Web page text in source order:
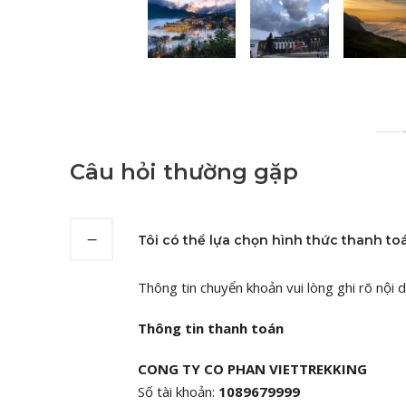
Câu hỏi thường gặp
Tôi có thể lựa chọn hình thức thanh
Thông tin chuyển khoản vui lòng ghi rõ nội
Thông tin thanh toán
CONG TY CO PHAN VIETTREKKING
Số tài khoản: 1089679999